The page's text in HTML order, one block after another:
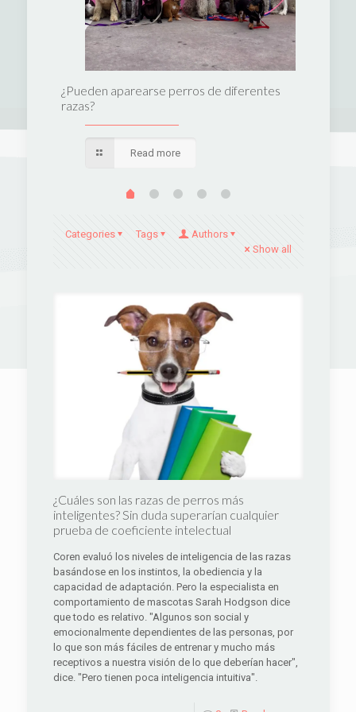
¿Pueden aparearse perros de diferentes
razas?
Read more
Categories Tags
Authors
Show all
¿Cuáles son las razas de perros más
inteligentes? Sin duda superarían cualquier
prueba de coeficiente intelectual
Coren evaluó los niveles de inteligencia de las razas
basándose en los instintos, la obediencia y la
capacidad de adaptación. Pero la especialista en
comportamiento de mascotas Sarah Hodgson dice
que todo es relativo. "Algunos son social y
emocionalmente dependientes de las personas, por
lo que son más fáciles de entrenar y mucho más
receptivos a nuestra visión de lo que deberían hacer",
dice. "Pero tienen poca inteligencia intuitiva".